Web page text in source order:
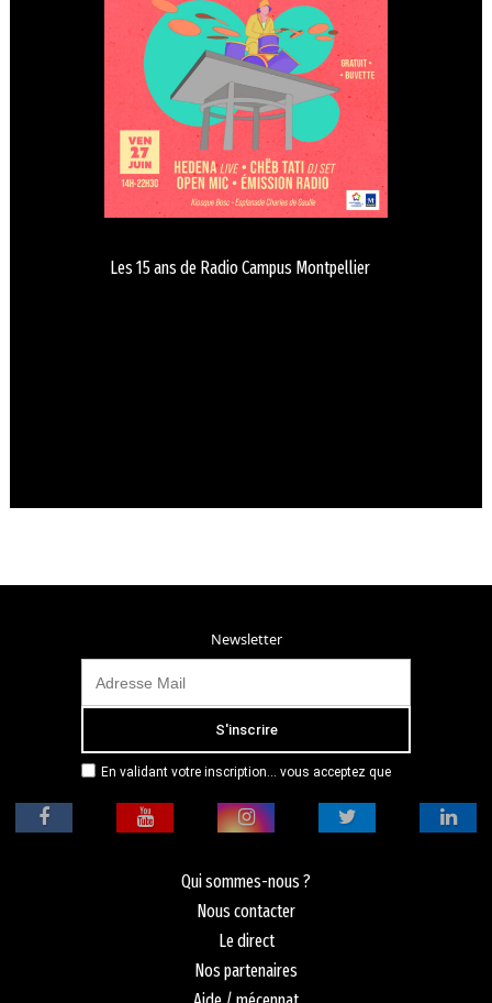
Les 15 ans de Radio Campus Montpellier
Newsletter
En validant votre inscription... vous acceptez que
adresse email dans le but de vous envoyer
mensuellement sa lettre d’informations. Pour plus
politique de confidentialité.
Qui sommes-nous ?
Nous contacter
Le direct
Nos partenaires